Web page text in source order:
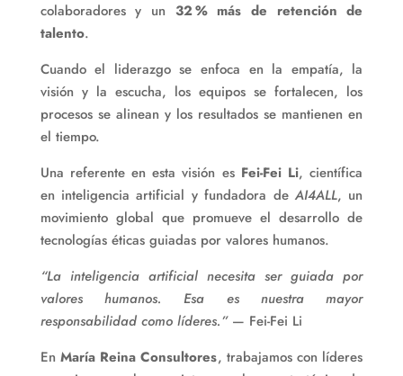
colaboradores y un 32 % más de retención de
talento.
Cuando el liderazgo se enfoca en la empatía, la
visión y la escucha, los equipos se fortalecen, los
procesos se alinean y los resultados se mantienen en
el tiempo.
Una referente en esta visión es Fei-Fei Li, científica
en inteligencia artificial y fundadora de AI4ALL, un
movimiento global que promueve el desarrollo de
tecnologías éticas guiadas por valores humanos.
“La inteligencia artificial necesita ser guiada por
valores humanos. Esa es nuestra mayor
responsabilidad como líderes.” — Fei-Fei Li
EnMaría Reina Consultores, trabajamos con líderes